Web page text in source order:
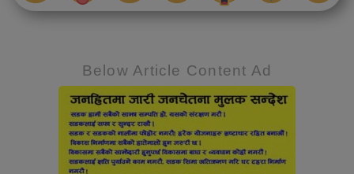
Below Article Content Ad